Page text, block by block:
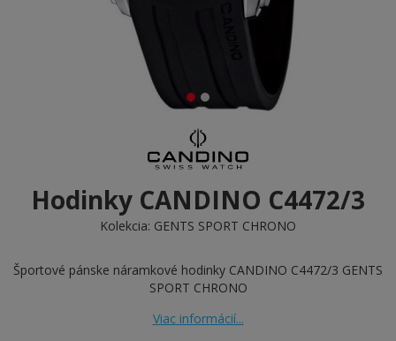
Hodinky CANDINO C4472/3
Kolekcia: GENTS SPORT CHRONO
Športové pánske náramkové hodinky CANDINO C4472/3 GENTS
SPORT CHRONO
Viac informácií...